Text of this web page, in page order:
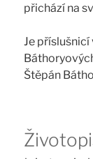
přichází na
Je
Štěpán